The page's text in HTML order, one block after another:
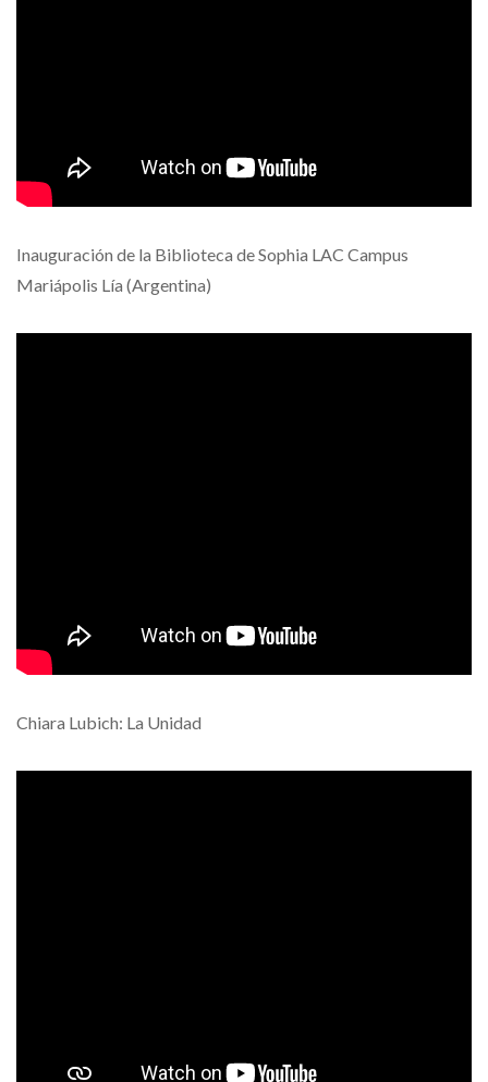
Inauguración de la Biblioteca de Sophia LAC Campus
Mariápolis Lía (Argentina)
Chiara Lubich: La Unidad